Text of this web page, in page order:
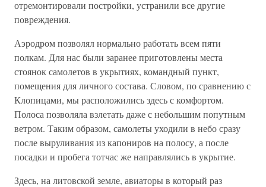
отремонтировали постройки, устранили все другие
повреждения.
Аэродром позволял нормально работать всем пяти
полкам. Для нас были заранее приготовлены места
стоянок самолетов в укрытиях, командный пункт,
помещения для личного состава. Словом, по сравнению с
Клопицами, мы расположились здесь с комфортом.
Полоса позволяла взлетать даже с небольшим попутным
ветром. Таким образом, самолеты уходили в небо сразу
после выруливания из капониров на полосу, а после
посадки и пробега тотчас же направлялись в укрытие.
Здесь, на литовской земле, авиаторы в который раз